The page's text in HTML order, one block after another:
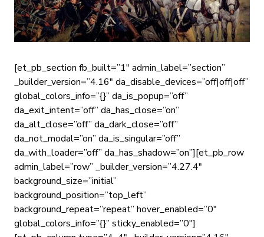
[et_pb_section fb_built=”1″ admin_label=”section”
_builder_version=”4.16″ da_disable_devices=”off|off|off”
global_colors_info=”{}” da_is_popup=”off”
da_exit_intent=”off” da_has_close=”on”
da_alt_close=”off” da_dark_close=”off”
da_not_modal=”on” da_is_singular=”off”
da_with_loader=”off” da_has_shadow=”on”][et_pb_row
admin_label=”row” _builder_version=”4.27.4″
background_size=”initial”
background_position=”top_left”
background_repeat=”repeat” hover_enabled=”0″
global_colors_info=”{}” sticky_enabled=”0″]